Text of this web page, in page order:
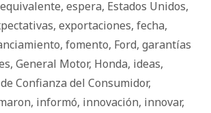
equivalente, espera, Estados Unidos,
, exportaciones, fecha,
, fomento, Ford, garantías
, General Motor, Honda, ideas,
Confianza del Consumidor,
, informó, innovación, innovar,